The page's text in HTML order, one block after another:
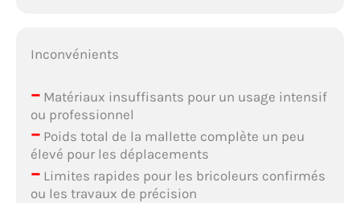
Inconvénients
–Matériaux insuffisants pour un usage intensif
ou professionnel
–Poids total de la mallette complète un peu
élevé pour les déplacements
–Limites rapides pour les bricoleurs confirmés
ou les travaux de précision